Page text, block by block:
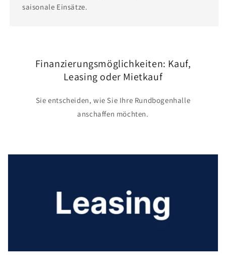
saisonale Einsätze.
Finanzierungsmöglichkeiten: Kauf,
Leasing oder Mietkauf
Sie entscheiden, wie Sie Ihre Rundbogenhalle
anschaffen möchten.